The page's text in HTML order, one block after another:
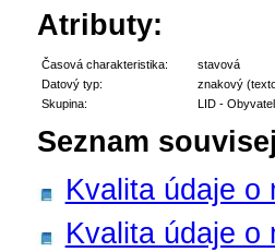
Atributy:
Časová charakteristika:
stavová
Datový typ:
znakový
Skupina:
LID -
Seznam
Kvalita údaje o
Kvalita údaje o